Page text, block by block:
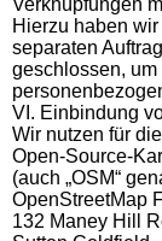
Verknüpfungen
Hierzu haben wir
separaten
geschlossen,
VI. Einbindung
Wir nutzen für
Open-Source-
(auch „OSM“
OpenStreetMap
132 Maney Hill